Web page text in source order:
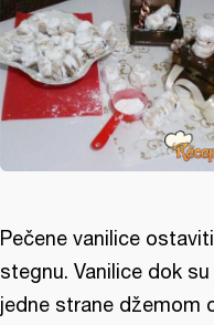
Pečene vanilice
stegnu. Vanilice dok
jedne strane džemom